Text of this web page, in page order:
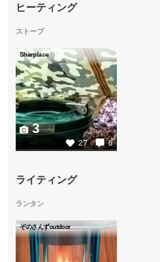
ヒーティング
ストーブ
Sharplace
27 6
3
ライティング
ランタン
ぞのさんずoutdoor